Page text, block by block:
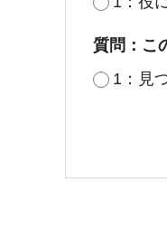
質問：こ
1：見